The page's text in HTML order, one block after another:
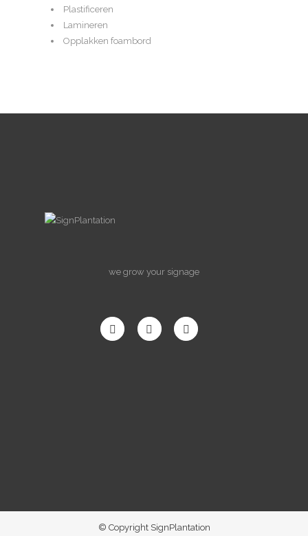
Plastificeren
Lamineren
Opplakken foambord
we grow your signage
© Copyright SignPlantation